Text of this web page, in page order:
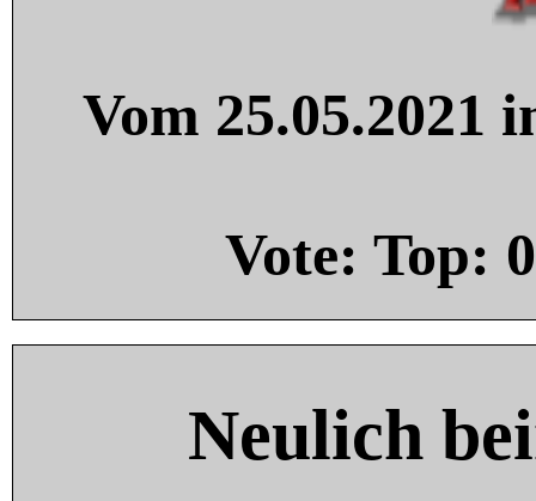
Vom 25.05.2021
Vote: Top: 0
Neulich